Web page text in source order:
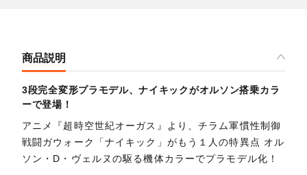
商品説明
3段完全変形プラモデル、ナイキックがオルソン搭乗カラ
ーで登場！
アニメ『超時空世紀オーガス』より、チラム軍慣性制御
戦闘ガウォーク「ナイキック」がもう１人の特異点 オル
ソン・D・ヴェルヌの駆る機体カラーでプラモデル化！